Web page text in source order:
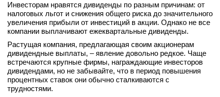
Инвесторам нравятся дивиденды по разным причинам: от
налоговых льгот и снижения общего риска до значительного
увеличения прибыли от инвестиций в акции. Однако не все
компании выплачивают ежеквартальные дивиденды.
Растущая компания, предлагающая своим акционерам
дивидендные выплаты, – явление довольно редкое. Чаще
встречаются крупные фирмы, награждающие инвесторов
дивидендами, но не забывайте, что в период повышения
процентных ставок они обычно сталкиваются с
трудностями.